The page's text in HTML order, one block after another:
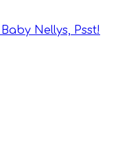
Nellys, Psst!